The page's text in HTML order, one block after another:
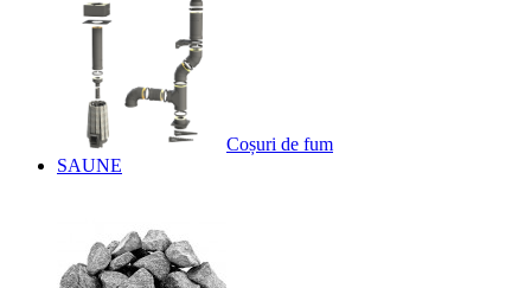
Coșuri de fum
SAUNE